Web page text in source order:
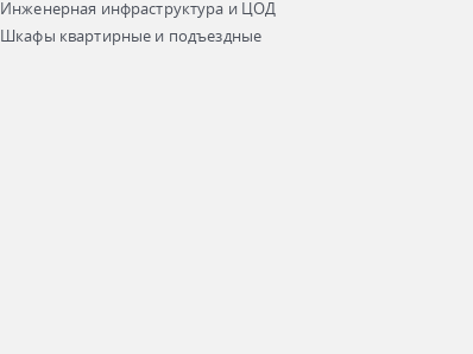
Инженерная инфраструктура и ЦОД
Шкафы квартирные и подъездные